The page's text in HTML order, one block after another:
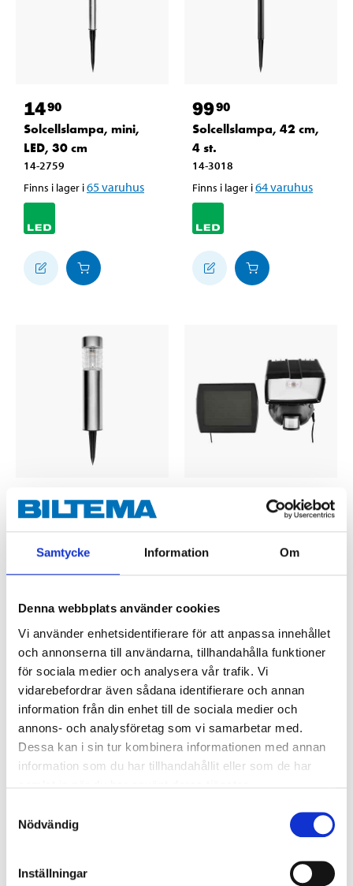
Samtycke Information Om
Denna webbplats använder cookies
Vi använder enhetsidentifierare för att anpassa innehållet
och annonserna till användarna, tillhandahålla funktioner
för sociala medier och analysera vår trafik. Vi
vidarebefordrar även sådana identifierare och annan
information från din enhet till de sociala medier och
annons- och analysföretag som vi samarbetar med.
Dessa kan i sin tur kombinera informationen med annan
information som du har tillhandahållit eller som de har
Nödvändig
Inställningar
1490
Solcellslampa, mini,
LED, 30 cm
14-2759
Finns i lager i65varuhus
9990
Solcellslampa, 42 cm,
4 st.
14-3018
Finns i lager i64varuhus
7990
Solcellslampa, LED, 31
14-3017
64varuhus
Solcellslampa,
rörelsesensor, LED,
100 lm
14-2757